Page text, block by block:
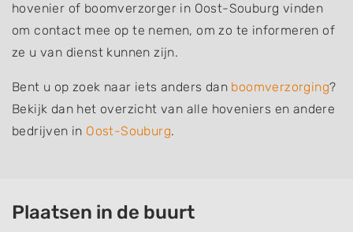
hovenier of boomverzorger in Oost-Souburg vinden
om contact mee op te nemen, om zo te informeren of
ze u van dienst kunnen zijn.
Bent u op zoek naar iets anders dan boomverzorging?
Bekijk dan het overzicht van alle hoveniers en andere
bedrijven in Oost-Souburg.
Plaatsen in de buurt